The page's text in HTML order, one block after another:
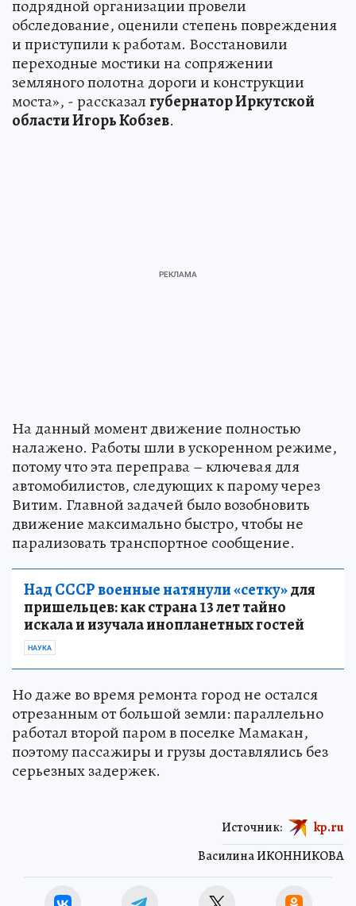
подрядной организации провели
обследование, оценили степень повреждения
и приступили к работам. Восстановили
переходные мостики на сопряжении
земляного полотна дороги и конструкции
моста», - рассказалгубернатор Иркутской
области Игорь Кобзев.
На данный момент движение полностью
налажено. Работы шли в ускоренном режиме,
потому что эта переправа – ключевая для
автомобилистов, следующих к парому через
Витим. Главной задачей было возобновить
движение максимально быстро, чтобы не
парализовать транспортное сообщение.
Над СССР военные натянули «сетку»для
пришельцев: как страна 13 лет тайно
искала и изучала инопланетных гостей
НАУКА
Но даже во время ремонта город не остался
отрезанным от большой земли: параллельно
работал второй паром в поселке Мамакан,
поэтому пассажиры и грузы доставлялись без
серьезных задержек.
Василина ИКОННИКОВА
Источник: kp.ru